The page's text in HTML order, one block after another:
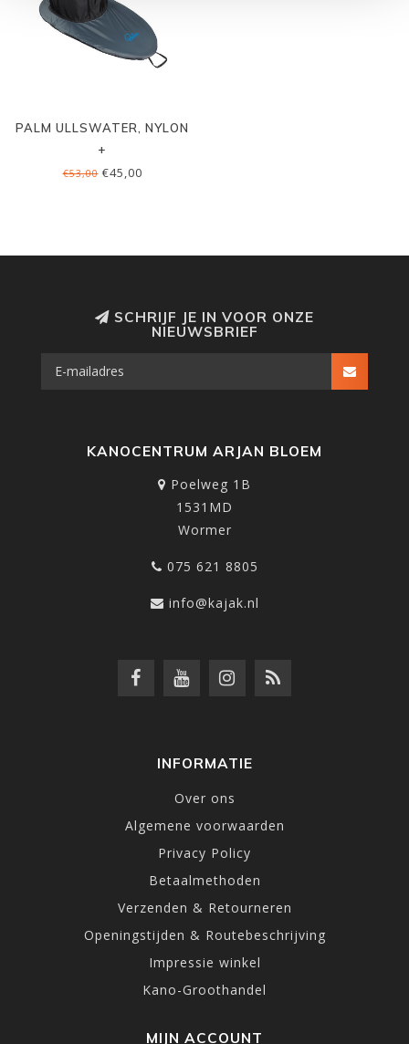
PALM ULLSWATER, NYLON
+
€53,00€45,00
SCHRIJF JE IN VOOR ONZE
NIEUWSBRIEF
KANOCENTRUM ARJAN BLOEM
Poelweg 1B
1531MD
Wormer
075 621 8805
info@kajak.nl
INFORMATIE
Over ons
Algemene voorwaarden
Privacy Policy
Betaalmethoden
Verzenden & Retourneren
Openingstijden & Routebeschrijving
Impressie winkel
Kano-Groothandel
MIJN ACCOUNT